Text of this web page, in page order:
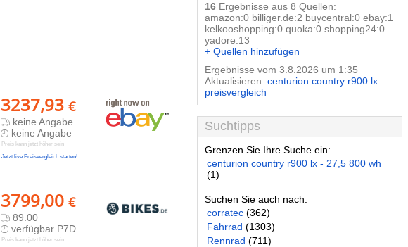
3237,93 €
keine Angabe
keine Angabe
Preis kann jetzt höher sein
Jetzt live Preisvergleich starten!
3799,00 €
89.00
verfügbar P7D
Preis kann jetzt höher sein
16 Ergebnisse aus 8 Quellen:
amazon:0 billiger.de:2 buycentral:0 ebay:1
kelkooshopping:0 quoka:0 shopping24:0
yadore:13
+ Quellen hinzufügen
Ergebnisse vom 3.8.2026 um 1:35
Aktualisieren: centurion country r900 lx
preisvergleich
Suchtipps
Grenzen Sie Ihre Suche ein:
centurion country r900 lx - 27,5 800 wh
(1)
Suchen Sie auch nach:
corratec (362)
Fahrrad (1303)
Rennrad (711)